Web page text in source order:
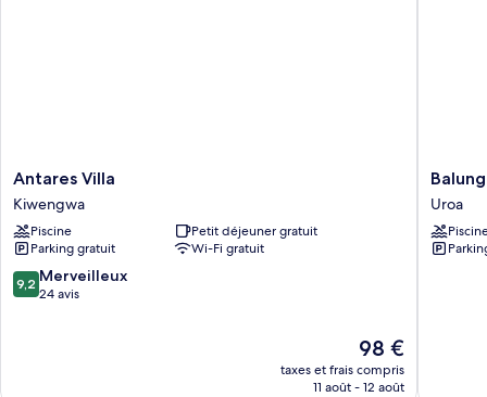
Antares
Villa
Kiwengwa
Antares Villa
Kiwengwa
Piscine
Petit déjeuner gratuit
Parking gratuit
Wi-Fi gratuit
9.2
sur
9,2 Merveilleux
24 avis
Le
nouveau
prix
98 €
taxes et frais compris
11 août - 12 août
Uroa
Uroa